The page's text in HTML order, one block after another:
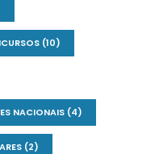
(10)
NACIONAIS(4)
(2)